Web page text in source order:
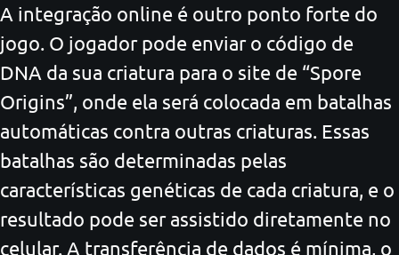
A integração online é outro ponto forte do
jogo. O jogador pode enviar o código de
DNA da sua criatura para o site de “Spore
Origins”, onde ela será colocada em batalhas
automáticas contra outras criaturas. Essas
batalhas são determinadas pelas
características genéticas de cada criatura, e o
resultado pode ser assistido diretamente no
celular. A transferência de dados é mínima, o